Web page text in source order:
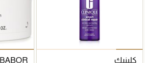
كلينيك BABOR